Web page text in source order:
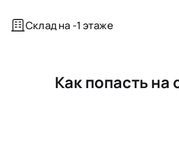
Склад на -1 этаже
Как попасть на